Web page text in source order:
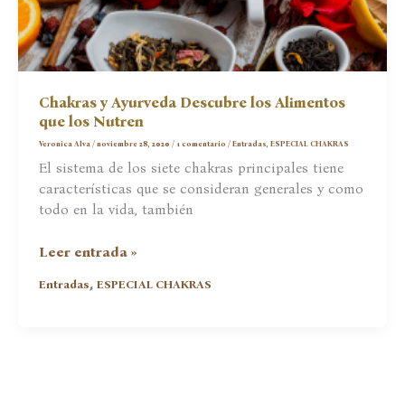
Chakras y Ayurveda Descubre los Alimentos
que los Nutren
Veronica Alva/noviembre 28, 2020/ 1 comentario /Entradas,ESPECIAL CHAKRAS
El sistema de los siete chakras principales tiene
características que se consideran generales y como
todo en la vida, también
Chakras
Ayurveda
Leer entrada »
Entradas,ESPECIAL CHAKRAS